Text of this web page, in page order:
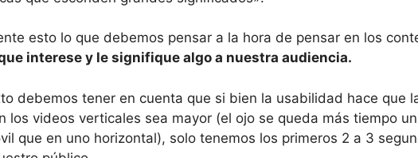
esto lo que debemos pensar a la hora de pensar en los
interese y le signifique algo a nuestra audiencia.
debemos tener en cuenta que si bien la usabilidad hace que
los videos verticales sea mayor (el ojo se queda más tiempo
que en uno horizontal), solo tenemos los primeros 2 a 3